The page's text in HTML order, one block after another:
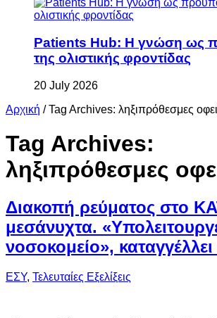
Patients Hub: Η γνώση ως
της ολιστικής φροντίδας
20 July 2026
Αρχική / Tag Archives: ληξιπρόθεσμες
Tag Archives:
ληξιπρόθεσμες
Διακοπή ρεύματος στο
μεσάνυχτα.
νοσοκομείο»,
ΕΣΥ, Τελευταίες Εξελίξεις